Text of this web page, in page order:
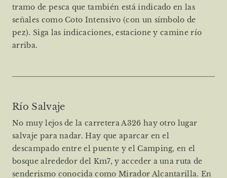
tramo de pesca que también está indicado en las
señales como Coto Intensivo (con un símbolo de
pez). Siga las indicaciones, estacione y camine río
arriba.
Río Salvaje
No muy lejos de la carretera A326 hay otro lugar
salvaje para nadar. Hay que aparcar en el
descampado entre el puente y el Camping, en el
bosque alrededor del Km7, y acceder a una ruta de
senderismo conocida como Mirador Alcantarilla. En